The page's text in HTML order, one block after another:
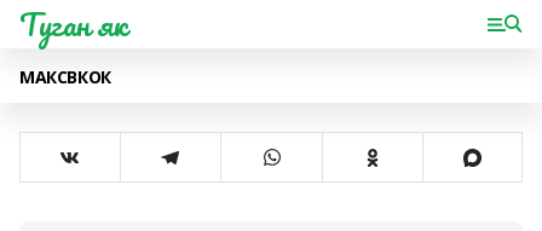
Туган як
МАКСВКОК